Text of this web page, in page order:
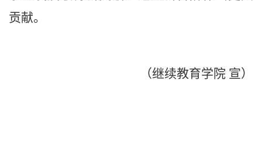
贡献。
（继续教育学院 宣）